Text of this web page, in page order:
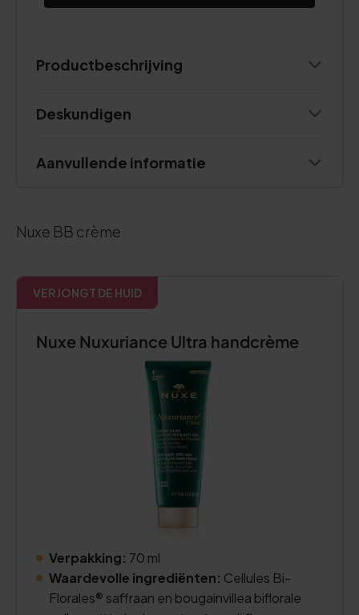
Productbeschrijving
Deskundigen
Aanvullende informatie
Nuxe BB crème
VERJONGT DE HUID
Nuxe Nuxuriance Ultra handcrème
Verpakking: 70 ml
Waardevolle ingrediënten: Cellules Bi-
Florales® saffraan en bougainvillea biflorale